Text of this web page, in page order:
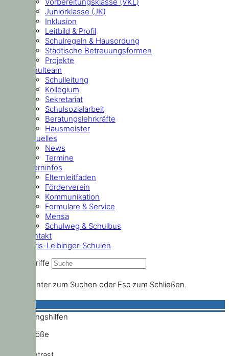
Juniorklasse (JK)
Inklusion
Leitbild & Profil
Schulregeln & Hausordung
Städtische Betreuungsformen
Projekte
Schulteam
Schulleitung
Kollegium
Sekretariat
Schulsozialarbeit
Beratungslehrkräfte
Hausmeister
Aktuelles
News
Termine
Elterninfos
Elternleitfaden
Förderverein
Kommunikation
Formulare & Service
Mensa
Schulweg & Schulbus
Kontakt
Doris-Leibinger-Schulen
Suchbegriffe
Drücke Enter zum Suchen oder Esc zum Schließen.
Bedienungshilfen
Schriftgröße